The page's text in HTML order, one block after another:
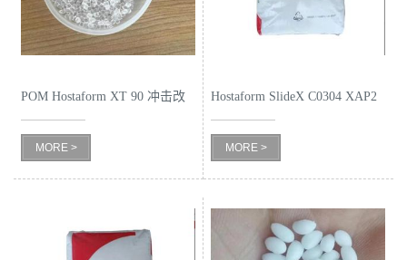
司
产
POM Hostaform XT 90 冲击改
性
MORE >
Hostaform SlideX C0304 XAP2
低摩擦系
MORE >